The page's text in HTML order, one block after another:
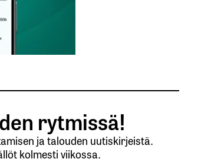
rytmissä!
ja talouden uutiskirjeistä.
kolmesti viikossa.